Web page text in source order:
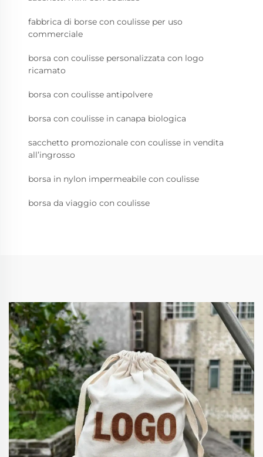
fabbrica di borse con coulisse per uso
commerciale
borsa con coulisse personalizzata con logo
ricamato
borsa con coulisse antipolvere
borsa con coulisse in canapa biologica
sacchetto promozionale con coulisse in vendita
all’ingrosso
borsa in nylon impermeabile con coulisse
borsa da viaggio con coulisse